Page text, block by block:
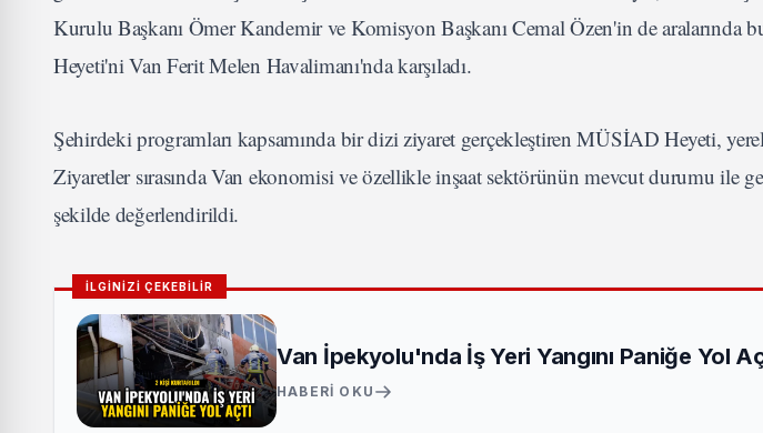
Kurulu Başkanı Ömer Kandemir ve Komisyon Başkanı Cemal Özen'in de
Heyeti'ni Van Ferit Melen Havalimanı'nda karşıladı.
Şehirdeki programları kapsamında bir dizi ziyaret gerçekleştiren MÜSİAD Heyeti,
Ziyaretler sırasında Van ekonomisi ve özellikle inşaat sektörünün mevcut durumu ile
şekilde değerlendirildi.
İLGİNİZİ ÇEKEBİLİR
Van İpekyolu'nda İş Yeri Yangını Paniğe Yol
HABERI OKU